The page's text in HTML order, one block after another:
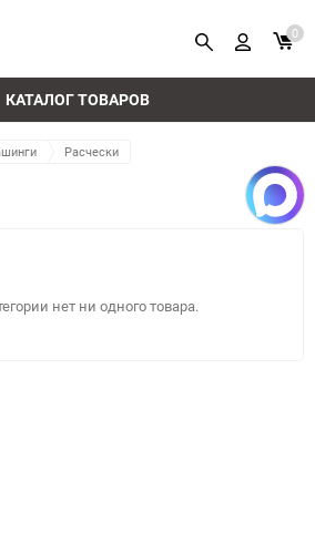
КАТАЛОГ ТОВАРОВ
0
Расчески
нет ни одного товара.